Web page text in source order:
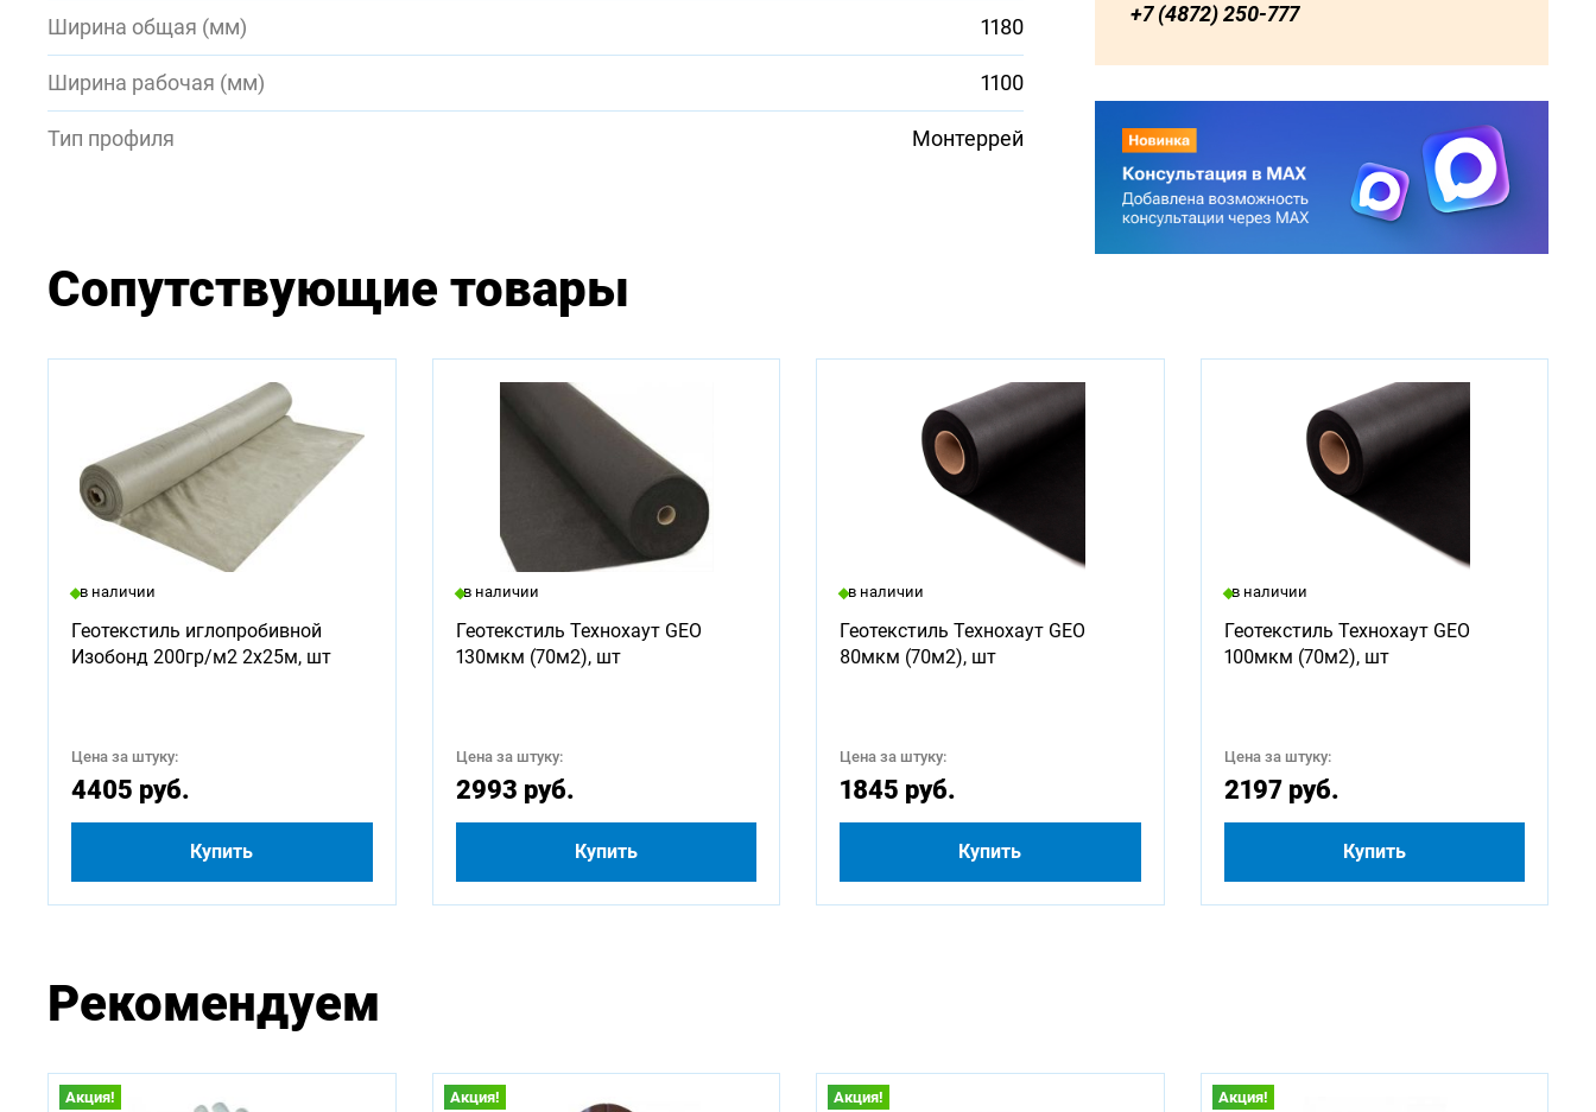
Ширина общая (мм) 1180
Ширина рабочая (мм) 1100
Тип профиля Монтеррей
+7 (4872) 250-777
Доступны для заказа:
500 1000 1250 1750 2000 2250 2750
Сопутствующие товары
в наличии
Геотекстиль иглопробивной
Изобонд 200гр/м2 2х25м, шт
Цена за штуку:
4405 руб.
Купить
в наличии
Геотекстиль Технохаут GEO
130мкм (70м2), шт
Цена за штуку:
2993 руб.
Купить
в наличии
Геотекстиль Технохаут GEO
80мкм (70м2), шт
Цена за штуку:
1845 руб.
Купить
в наличии
Геотекстиль Технохаут GEO
100мкм (70м2), шт
Цена за штуку:
2197 руб.
Купить
Рекомендуем
Акция! Акция! Акция! Акция!